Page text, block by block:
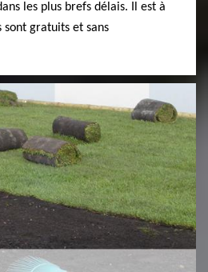
les plus brefs délais. Il est à
sont gratuits et sans